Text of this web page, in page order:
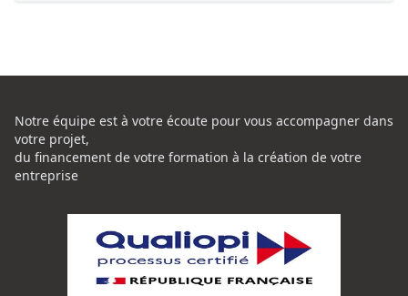
Notre équipe est à votre écoute pour vous accompagner dans
votre projet,
du financement de votre formation à la création de votre
entreprise